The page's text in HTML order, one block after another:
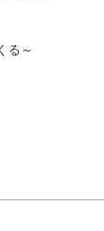
る～